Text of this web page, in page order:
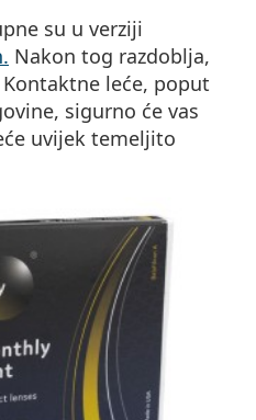
su u verziji
Nakon tog razdoblja,
leće, poput
sigurno će vas
uvijek temeljito